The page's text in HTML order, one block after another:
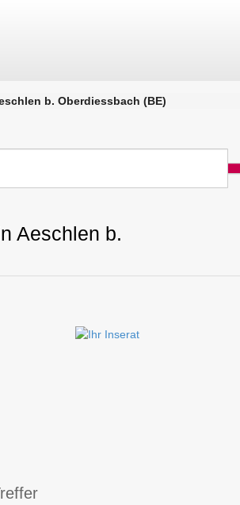
b. Oberdiessbach (BE)
Aeschlen b.